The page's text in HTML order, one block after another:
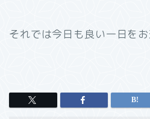
それでは今日も良い一日を